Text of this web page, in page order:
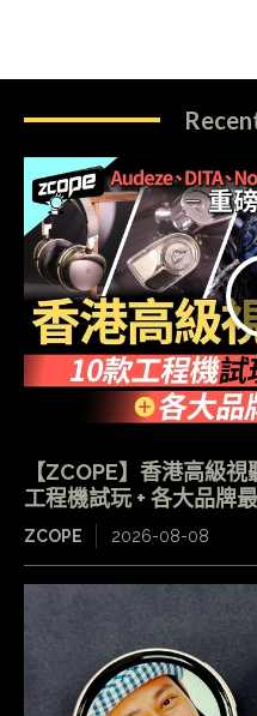
【ZCOPE】香港高級
工程機試玩 + 各大品牌
ZCOPE 2026-08-08